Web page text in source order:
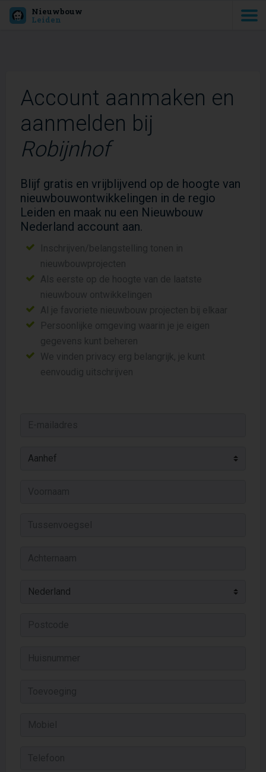
Nieuwbouw
Leiden
Account aanmaken en
aanmelden bij
Robijnhof
Blijf gratis en vrijblijvend op de hoogte van
nieuwbouwontwikkelingen in de regio
Leiden en maak nu een Nieuwbouw
Nederland account aan.
Inschrijven/belangstelling tonen in
nieuwbouwprojecten
Als eerste op de hoogte van de laatste
nieuwbouw ontwikkelingen
Al je favoriete nieuwbouw projecten bij elkaar
Persoonlijke omgeving waarin je je eigen
gegevens kunt beheren
We vinden privacy erg belangrijk, je kunt
eenvoudig uitschrijven